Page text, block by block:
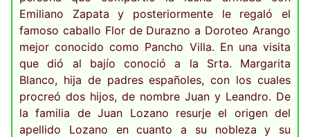
Emiliano Zapata y posteriormente le regaló el
famoso caballo Flor de Durazno a Doroteo Arango
mejor conocido como Pancho Villa. En una visita
que dió al bajío conoció a la Srta. Margarita
Blanco, hija de padres españoles, con los cuales
procreó dos hijos, de nombre Juan y Leandro. De
la familia de Juan Lozano resurje el origen del
apellido Lozano en cuanto a su nobleza y su